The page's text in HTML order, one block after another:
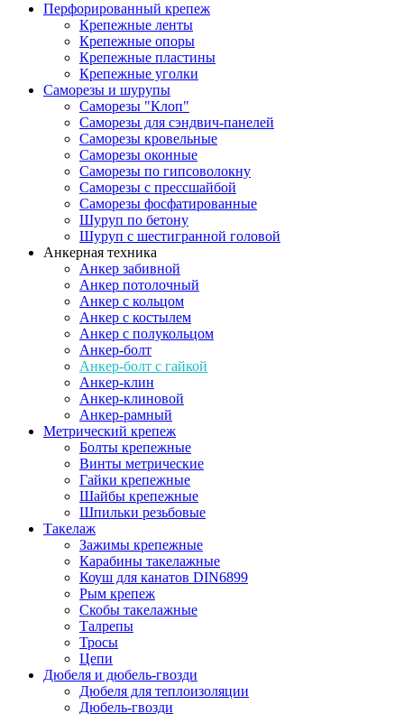
Перфорированный крепеж
Крепежные ленты
Крепежные опоры
Крепежные пластины
Крепежные уголки
Саморезы и шурупы
Саморезы "Клоп"
Саморезы для сэндвич-панелей
Саморезы кровельные
Саморезы оконные
Саморезы по гипсоволокну
Саморезы с прессшайбой
Саморезы фосфатированные
Шуруп по бетону
Шуруп с шестигранной головой
Анкерная техника
Анкер забивной
Анкер потолочный
Анкер с кольцом
Анкер с костылем
Анкер с полукольцом
Анкер-болт
Анкер-болт с гайкой
Анкер-клин
Анкер-клиновой
Анкер-рамный
Метрический крепеж
Болты крепежные
Винты метрические
Гайки крепежные
Шайбы крепежные
Шпильки резьбовые
Такелаж
Зажимы крепежные
Карабины такелажные
Коуш для канатов DIN6899
Рым крепеж
Скобы такелажные
Талрепы
Тросы
Цепи
Дюбеля и дюбель-гвозди
Дюбеля для теплоизоляции
Дюбель-гвозди